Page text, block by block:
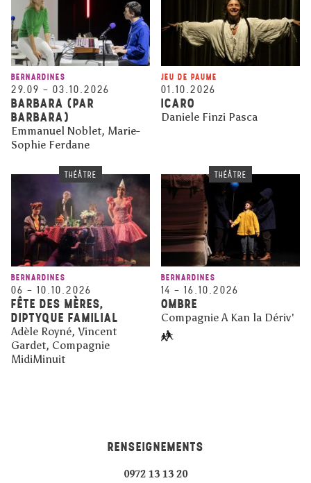
BERNARDINES
29.09 – 03.10.2026
BARBARA (PAR
BARBARA)
Emmanuel Noblet, Marie-
Sophie Ferdane
JEU DE PAUME
01.10.2026
ICARO
Daniele Finzi Pasca
THÉÂTRE
BERNARDINES
06 – 10.10.2026
FÊTE DES MÈRES,
DIPTYQUE FAMILIAL
Adèle Royné, Vincent
Gardet, Compagnie
MidiMinuit
THÉÂTRE
BERNARDINES
14 – 16.10.2026
OMBRE
Compagnie A Kan la Dériv'
RENSEIGNEMENTS
0972 13 13 20